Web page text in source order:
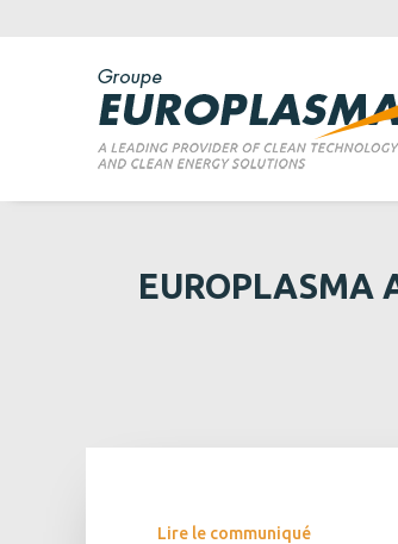
EUROPLASMA
Lire le communiqué